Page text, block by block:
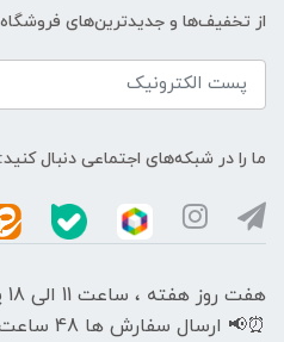
از تخفیف‌ها و جدیدترین‌های
ما را در شبکه‌های اجتماعی دنبال کنید:
⏰📢